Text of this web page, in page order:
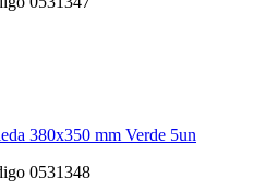
380x350 mm Verde 5un
0531348